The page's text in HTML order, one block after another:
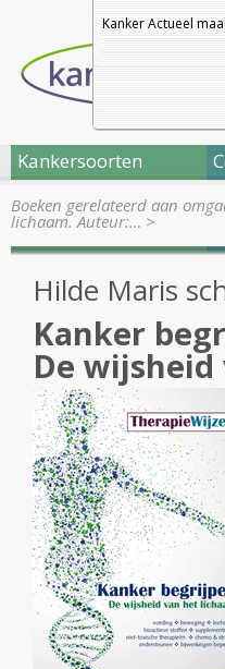
Kanker Actueel
Kankersoorten
Boeken gerelateerd aan
lichaam. Auteur:… >
Hilde Maris
Kanker
De